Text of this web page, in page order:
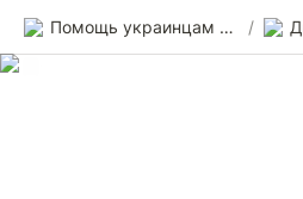
Помощь украинцам в Германии /